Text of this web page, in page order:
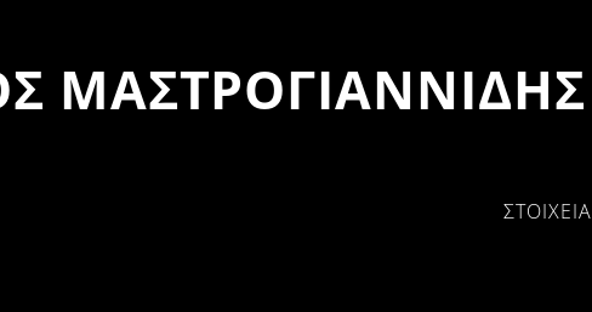
ΜΑΣΤΡΟΓΙΑΝΝΙΔΗΣ
ΣΤΟΙΧΕΙΑ